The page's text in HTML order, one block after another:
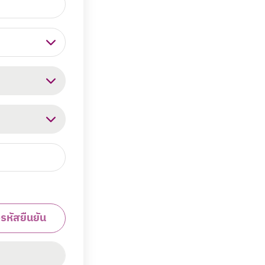
หัสยืนยัน